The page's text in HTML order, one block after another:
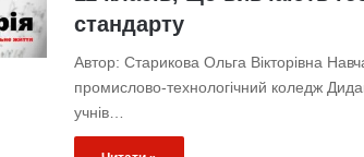
стандарту
Автор: Старикова Ольга Вікторівна
промислово-технологічний коледж
учнів…